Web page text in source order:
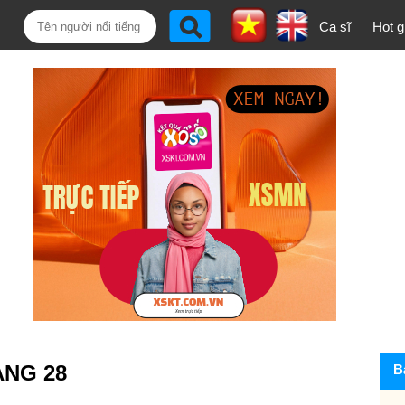
Ca sĩ Hot
28